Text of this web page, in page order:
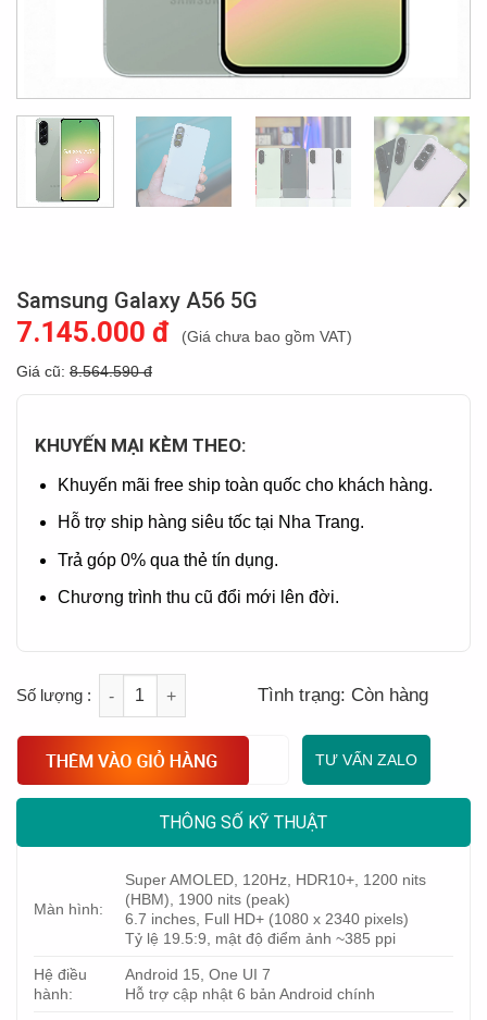
Samsung Galaxy A56 5G
7.145.000 đ
(Giá chưa bao gồm VAT)
Giá cũ: 8.564.590 đ
KHUYẾN MẠI KÈM THEO:
Khuyến mãi free ship toàn quốc cho khách hàng.
Hỗ trợ ship hàng siêu tốc tại Nha Trang.
Trả góp 0% qua thẻ tín dụng.
Chương trình thu cũ đổi mới lên đời.
Quantity
Tình trạng: Còn hàng
TƯ VẤN ZALO
THÔNG SỐ KỸ THUẬT
Màn hình:
Super AMOLED, 120Hz, HDR10+, 1200 nits
(HBM), 1900 nits (peak)
6.7 inches, Full HD+ (1080 x 2340 pixels)
Tỷ lệ 19.5:9, mật độ điểm ảnh ~385 ppi
Hệ điều
hành:
Android 15, One UI 7
Hỗ trợ cập nhật 6 bản Android chính